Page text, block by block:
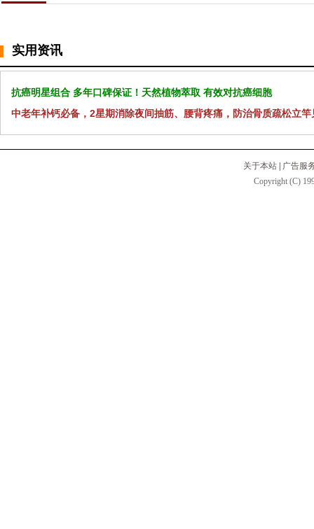
实用资讯
抗癌明星组合 多年口碑保证！天然植物萃取 有效对抗癌细胞
中老年补钙必备，2星期消除夜间抽筋、腰背疼痛，防治骨质疏松立竿
关于本站 | 广告服
Copyright (C)